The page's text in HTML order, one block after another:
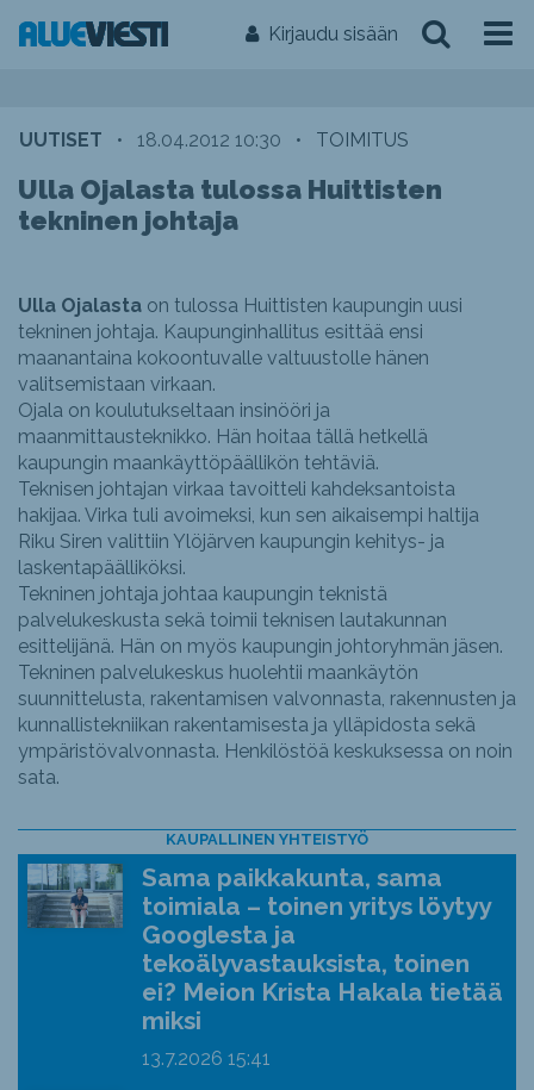
Kirjaudu sisään
UUTISET • 18.04.2012 10:30 • TOIMITUS
Ulla Ojalasta tulossa Huittisten
tekninen johtaja
Ulla Ojalasta on tulossa Huittisten kaupungin uusi
tekninen johtaja. Kaupunginhallitus esittää ensi
maanantaina kokoontuvalle valtuustolle hänen
valitsemistaan virkaan.
Ojala on koulutukseltaan insinööri ja
maanmittausteknikko. Hän hoitaa tällä hetkellä
kaupungin maankäyttöpäällikön tehtäviä.
Teknisen johtajan virkaa tavoitteli kahdeksantoista
hakijaa. Virka tuli avoimeksi, kun sen aikaisempi haltija
Riku Siren valittiin Ylöjärven kaupungin kehitys- ja
laskentapäälliköksi.
Tekninen johtaja johtaa kaupungin teknistä
palvelukeskusta sekä toimii teknisen lautakunnan
esittelijänä. Hän on myös kaupungin johtoryhmän jäsen.
Tekninen palvelukeskus huolehtii maankäytön
suunnittelusta, rakentamisen valvonnasta, rakennusten ja
kunnallistekniikan rakentamisesta ja ylläpidosta sekä
ympäristövalvonnasta. Henkilöstöä keskuksessa on noin
sata.
KAUPALLINEN YHTEISTYÖ
Sama paikkakunta, sama
toimiala – toinen yritys löytyy
Googlesta ja
tekoälyvastauksista, toinen
ei? Meion Krista Hakala tietää
miksi
13.7.2026 15:41